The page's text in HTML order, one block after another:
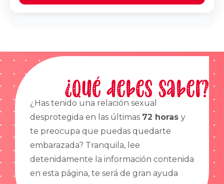
¿Qué debes saber?
¿Has tenido una relación sexual
desprotegida en las últimas 72 horas y
te preocupa que puedas quedarte
embarazada? Tranquila, lee
detenidamente la información contenida
en esta página, te será de gran ayuda